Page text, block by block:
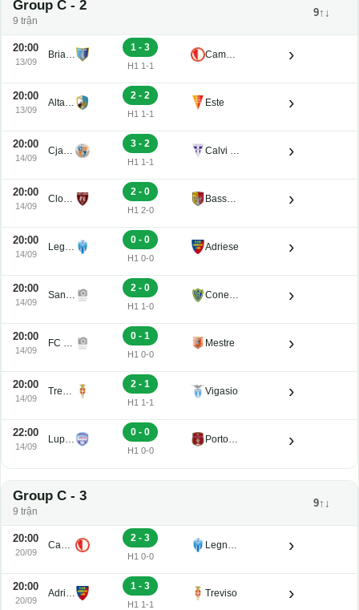
Group C - 2
9 trận
9↑↓
20:00
13/09
Brian Lignano
1 - 3
H1 1-1
Campodarsego ›
20:00
13/09
Altavilla
2 - 2
H1 1-1
Este ›
20:00
14/09
Cjarlins Muzane
3 - 2
H1 1-1
Calvi Noale ›
20:00
14/09
Clodiense
2 - 0
H1 2-0
Bassano Virtus ›
20:00
14/09
Legnago Salus
0 - 0
H1 0-0
Adriese ›
20:00
14/09
San Luigi
2 - 0
H1 1-0
Conegliano ›
20:00
14/09
FC Obermais
0 - 1
H1 0-0
Mestre ›
20:00
14/09
Treviso
2 - 1
H1 1-1
Vigasio ›
22:00
14/09
Luparense
0 - 0
H1 0-0
Portogruaro ›
Group C - 3
9 trận
9↑↓
20:00
20/09
Campodarsego
2 - 3
H1 0-0
Legnago Salus ›
20:00
20/09
Adriese
1 - 3
H1 1-1
Treviso ›